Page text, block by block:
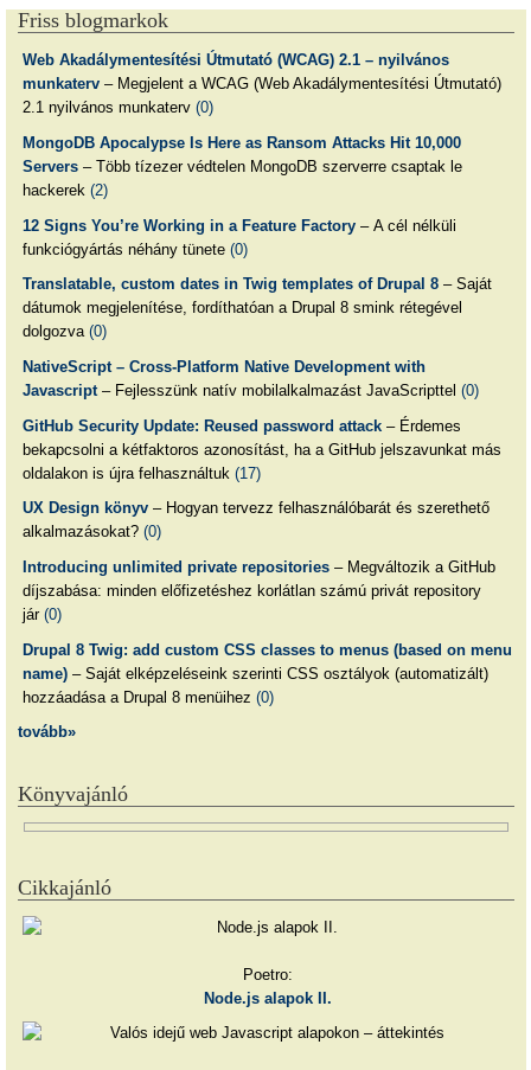
Friss blogmarkok
Web Akadálymentesítési Útmutató (WCAG) 2.1 – nyilvános
munkaterv– Megjelent a WCAG (Web Akadálymentesítési Útmutató)
2.1 nyilvános munkaterv (0)
MongoDB Apocalypse Is Here as Ransom Attacks Hit 10,000
Servers– Több tízezer védtelen MongoDB szerverre csaptak le
hackerek (2)
12 Signs You’re Working in a Feature Factory– A cél nélküli
funkciógyártás néhány tünete (0)
Translatable, custom dates in Twig templates of Drupal 8– Saját
dátumok megjelenítése, fordíthatóan a Drupal 8 smink rétegével
dolgozva (0)
NativeScript – Cross-Platform Native Development with
Javascript– Fejlesszünk natív mobilalkalmazást JavaScripttel (0)
GitHub Security Update: Reused password attack– Érdemes
bekapcsolni a kétfaktoros azonosítást, ha a GitHub jelszavunkat más
oldalakon is újra felhasználtuk (17)
UX Design könyv– Hogyan tervezz felhasználóbarát és szerethető
alkalmazásokat? (0)
Introducing unlimited private repositories– Megváltozik a GitHub
díjszabása: minden előfizetéshez korlátlan számú privát repository
jár (0)
Drupal 8 Twig: add custom CSS classes to menus (based on menu
name)– Saját elképzeléseink szerinti CSS osztályok (automatizált)
hozzáadása a Drupal 8 menüihez (0)
tovább»
Könyvajánló
Cikkajánló
Poetro:
Node.js alapok II.